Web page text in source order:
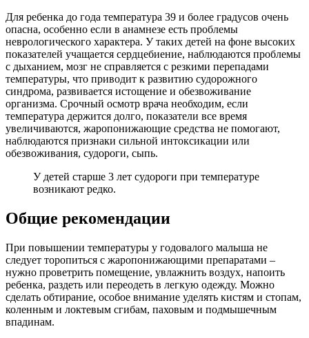
Для ребенка до года температура 39 и более градусов очень
опасна, особенно если в анамнезе есть проблемы
неврологического характера. У таких детей на фоне высоких
показателей учащается сердцебиение, наблюдаются проблемы
с дыханием, мозг не справляется с резкими перепадами
температуры, что приводит к развитию судорожного
синдрома, развивается истощение и обезвоживание
организма. Срочный осмотр врача необходим, если
температура держится долго, показатели все время
увеличиваются, жаропонижающие средства не помогают,
наблюдаются признаки сильной интоксикации или
обезвоживания, судороги, сыпь.
У детей старше 3 лет судороги при температуре
возникают редко.
Общие рекомендации
При повышении температуры у годовалого малыша не
следует торопиться с жаропонижающими препаратами –
нужно проветрить помещение, увлажнить воздух, напоить
ребенка, раздеть или переодеть в легкую одежду. Можно
сделать обтирание, особое внимание уделять кистям и стопам,
коленным и локтевым сгибам, паховым и подмышечным
впадинам.